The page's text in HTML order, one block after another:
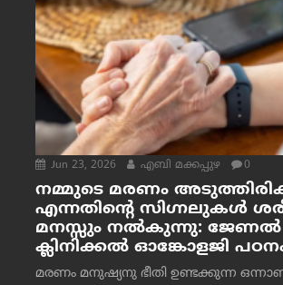
Jun 23, 2026 എബി മക്കപ്പുഴ 0
നമ്മുടെ മരണം
എന്നതിന്റെ സിഗ്നലുകൾ
മനസ്സും നല്‍കുന്നു:
ക്ലിനിക്കല്‍ ഓങ്കോളജി
മരണം മനുഷ്യനു ഭീതി ഉണ്ടക്കുന്ന